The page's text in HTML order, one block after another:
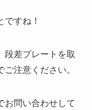
すね！
段差プレートを取
注意ください。
お問い合わせして